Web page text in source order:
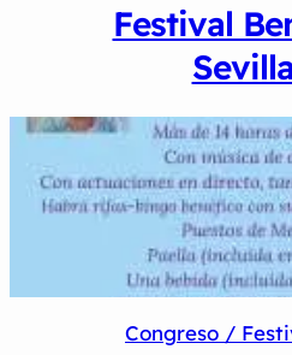
Festival
Congreso /